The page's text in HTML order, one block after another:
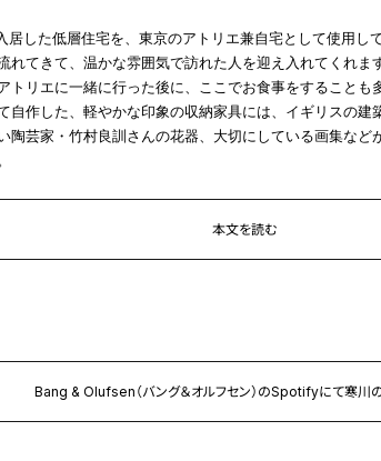
居した低層住宅を、東京のアトリエ兼自宅として使用し
れてきて、温かな雰囲気で訪れた人を迎え入れてくれ
トリエに一緒に行った後に、ここでお食事をすることも
自作した、軽やかな印象の収納家具には、イギリスの
陶芸家・竹村良訓さんの花器、大切にしている画集など
本文を読む
Bang & Olufsen（バング＆オルフセン）のSpotifyにて寒川